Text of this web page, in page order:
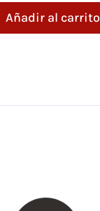
Añadir al carrito